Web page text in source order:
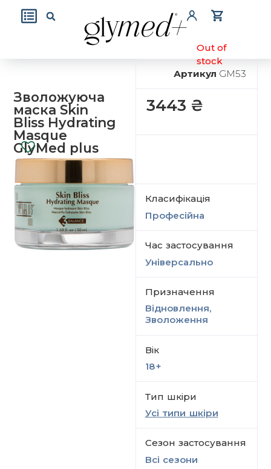
Зволожуюча
маска Skin
Bliss Hydrating
Masque
GlyMed plus
Артикул GM53
3443 ₴
Out of
stock
Класифікація
Професійна
Час застосування
Універсально
Призначення
Відновлення,
Зволоження
Вік
18+
Тип шкіри
Усі типи шкіри
Сезон застосування
Всi сезони